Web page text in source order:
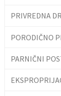
PRIVREDNA
PORODIČNO
PARNIČNI